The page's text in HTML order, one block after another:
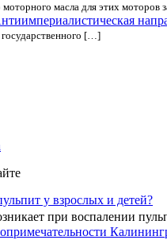
масла для этих моторов
[…]
у взрослых и детей?
при воспалении